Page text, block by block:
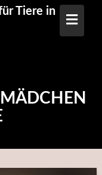
Tiere in